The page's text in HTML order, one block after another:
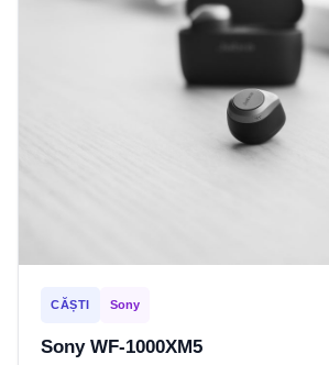
CĂȘTI Sony
Sony WF-1000XM5